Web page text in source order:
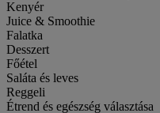
Kenyér
Juice & Smoothie
Falatka
Desszert
Főétel
Saláta és leves
Reggeli
Étrend és egészség választása